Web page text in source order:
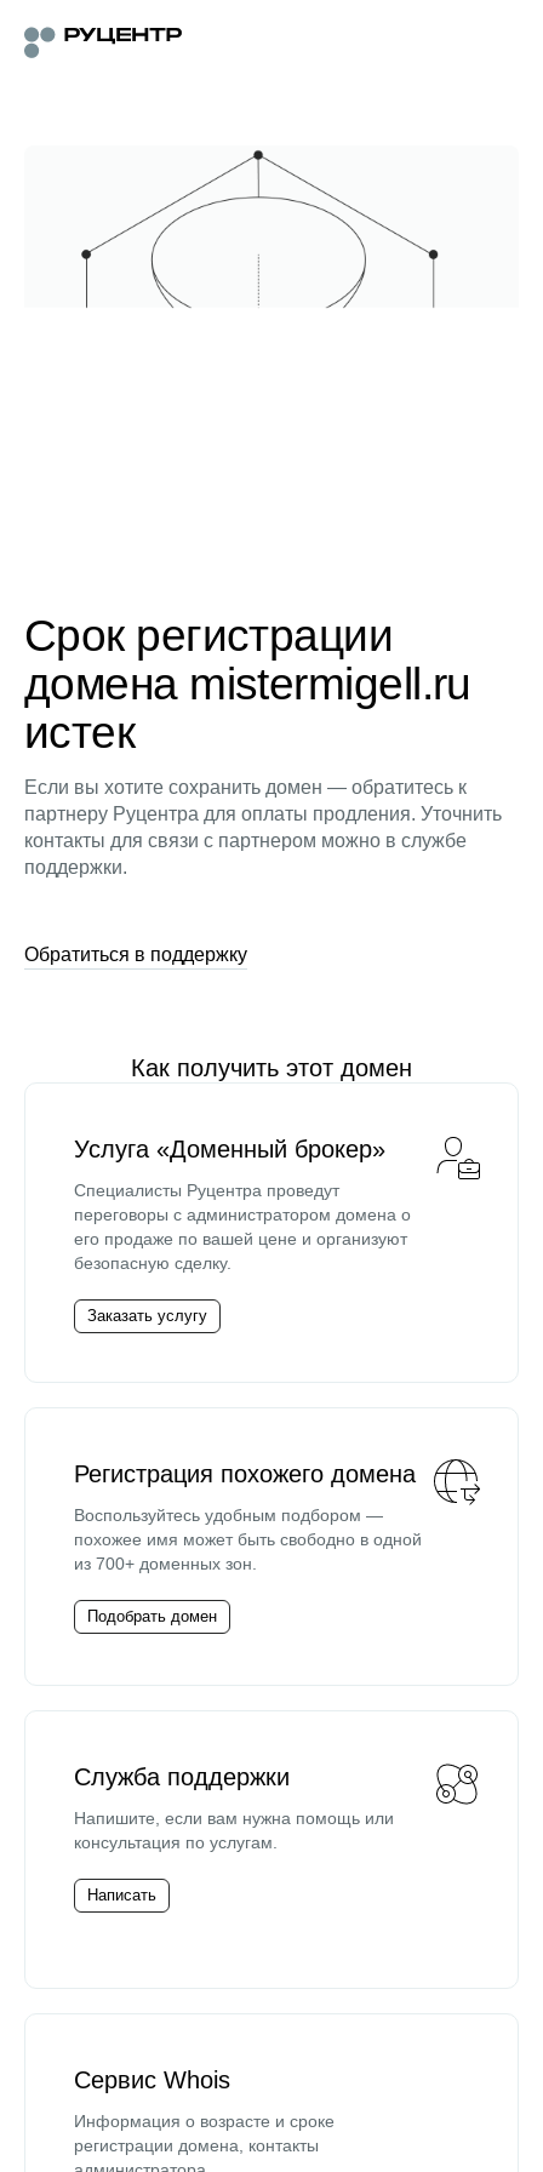
Срок регистрации
домена mistermigell.ru
истек
Если вы хотите сохранить домен — обратитесь к
партнеру Руцентра для оплаты продления. Уточнить
контакты для связи с партнером можно в службе
поддержки.
Обратиться в поддержку
Как получить этот домен
Услуга «Доменный брокер»
Специалисты Руцентра проведут
переговоры с администратором домена о
его продаже по вашей цене и организуют
безопасную сделку.
Заказать услугу
Регистрация похожего домена
Воспользуйтесь удобным подбором —
похожее имя может быть свободно в одной
из 700+ доменных зон.
Подобрать домен
Служба поддержки
Напишите, если вам нужна помощь или
консультация по услугам.
Написать
Сервис Whois
Информация о возрасте и сроке
регистрации домена, контакты